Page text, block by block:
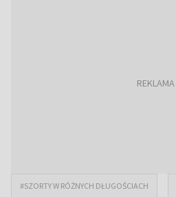
#SZORTY W RÓŻNYCH DŁUGOŚCIACH